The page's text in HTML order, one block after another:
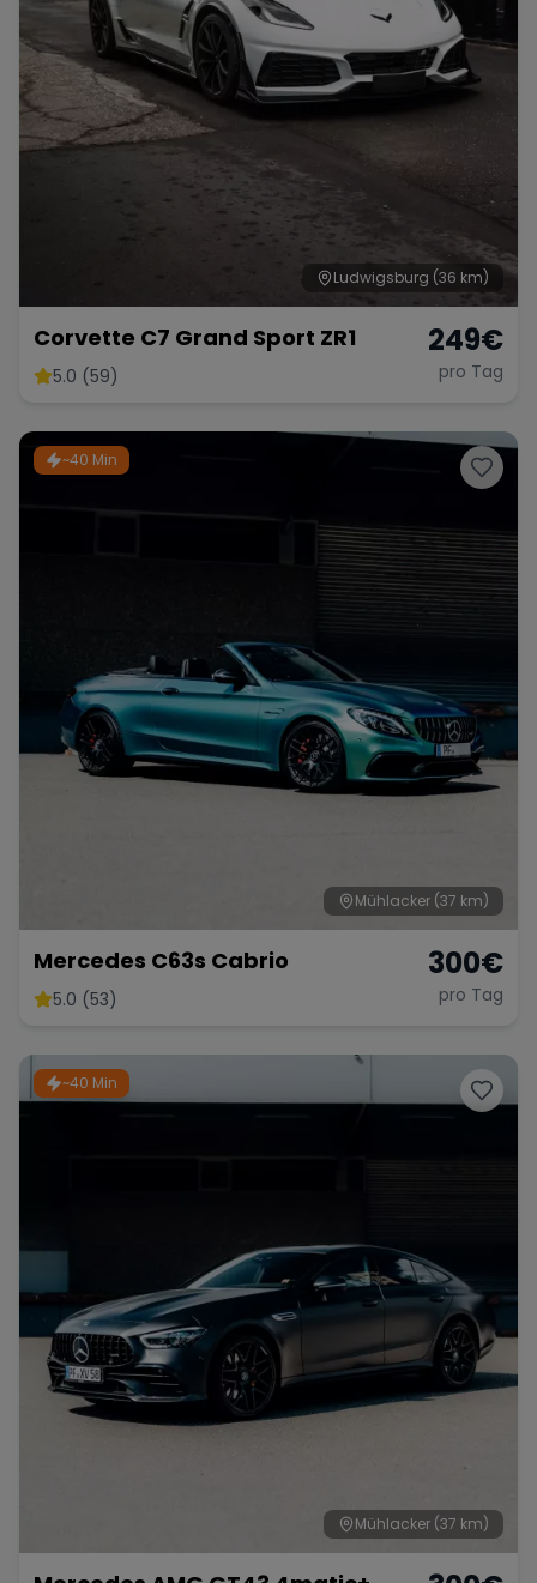
Tesla Chevrolet Dodge
Rolls Royce Aston Martin
Bugatti Lotus Maserati
Range Rover
Ludwigsburg (36 km)
Corvette C7 Grand Sport ZR1
5.0 (59)
249€
pro Tag
~40 Min
Mühlacker (37 km)
Mercedes C63s Cabrio
5.0 (53)
300€
pro Tag
~40 Min
Mühlacker (37 km)